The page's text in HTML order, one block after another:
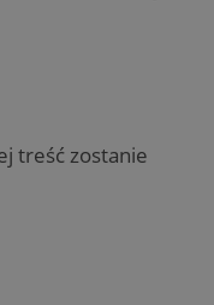
treść zostanie